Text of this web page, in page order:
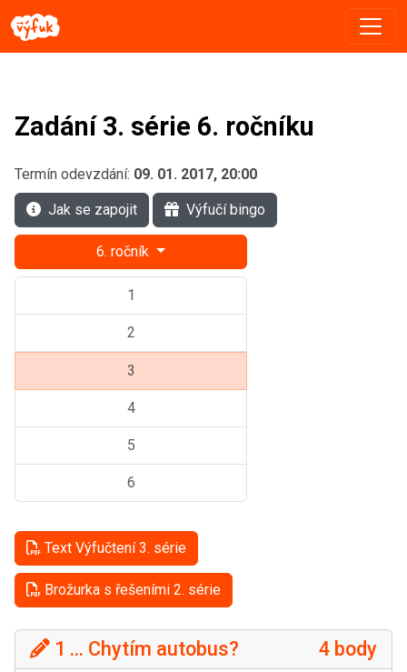
Zadání 3. série 6. ročníku
Termín odevzdání: 09. 01. 2017, 20:00
Jak se zapojit Výfučí bingo
6. ročník
1
2
3
4
5
6
Text Výfučtení 3. série
Brožurka s řešeními 2. série
1 ... Chytím autobus? 4 body